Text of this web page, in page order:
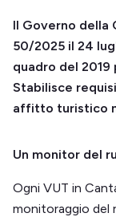
Il Governo della
50/2025 il 24
quadro del
Stabilisce
affitto turistico
Un monitor del
Ogni VUT in
monitoraggio del